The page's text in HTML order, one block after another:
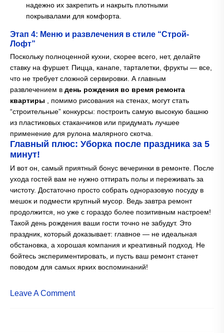
надежно их закрепить и накрыть плотными
покрывалами для комфорта.
Этап 4: Меню и развлечения в стиле “Строй-
Лофт”
Поскольку полноценной кухни, скорее всего, нет, делайте
ставку на фуршет. Пицца, канапе, тарталетки, фрукты — все,
что не требует сложной сервировки. А главным
развлечением в день рождения во время ремонта
квартиры , помимо рисования на стенах, могут стать
“строительные” конкурсы: построить самую высокую башню
из пластиковых стаканчиков или придумать лучшее
применение для рулона малярного скотча.
Главный плюс: Уборка после праздника за 5
минут!
И вот он, самый приятный бонус вечеринки в ремонте. После
ухода гостей вам не нужно оттирать полы и переживать за
чистоту. Достаточно просто собрать одноразовую посуду в
мешок и подмести крупный мусор. Ведь завтра ремонт
продолжится, но уже с гораздо более позитивным настроем!
Такой день рождения ваши гости точно не забудут. Это
праздник, который доказывает: главное — не идеальная
обстановка, а хорошая компания и креативный подход. Не
бойтесь экспериментировать, и пусть ваш ремонт станет
поводом для самых ярких воспоминаний!
Leave A Comment